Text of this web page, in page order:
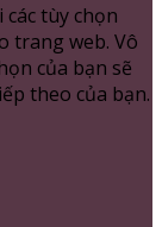
tùy chọn
trang web. Vô
của bạn sẽ
theo của bạn.